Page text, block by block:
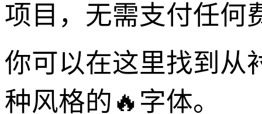
项目，无需支付任何
你可以在这里找到从
种风格的🔥字体。